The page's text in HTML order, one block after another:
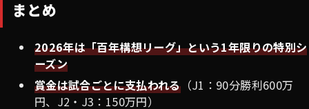
まとめ
2026年は「百年構想リーグ」という1年限りの特別シ
ーズン
賞金は試合ごとに支払われる（J1：90分勝利600万
円、J2・J3：150万円）